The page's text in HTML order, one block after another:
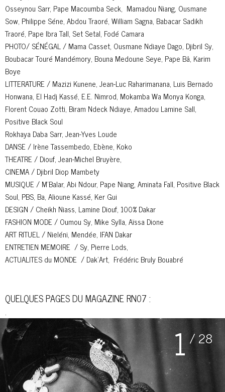
Osseynou Sarr, Pape Macoumba Seck, Mamadou Niang, Ousmane
Sow, Philippe Séne, Abdou Traoré, William Sagna, Babacar Sadikh
Traoré, Pape Ibra Tall, Set Setal, Fodé Camara
PHOTO/ SÉNÉGAL / Mama Casset, Ousmane Ndiaye Dago, Djibril Sy,
Boubacar Touré Mandémory, Bouna Medoune Seye, Pape Bâ, Karim
Boye
LITTERATURE / Mazizi Kunene, Jean-Luc Raharimanana, Luis Bernado
Honwana, El Hadj Kassé, E.E. Nimrod, Mokamba Wa Monya Konga,
Florent Couao Zotti, Biram Ndeck Ndiaye, Amadou Lamine Sall,
Positive Black Soul
Rokhaya Daba Sarr, Jean-Yves Loude
DANSE / Irène Tassembedo, Ebène, Koko
THEATRE / Diouf, Jean-Michel Bruyère,
CINEMA / Djibril Diop Mambety
MUSIQUE / M’Balar, Abi Ndour, Pape Niang, Aminata Fall, Positive Black
Soul, PBS, Ba, Alioune Kassé, Ker Gui
DESIGN / Cheikh Niass, Lamine Diouf, 100% Dakar
FASHION MODE / Oumou Sy, Mike Sylla, Aïssa Dione
ART RITUEL / Nieléni, Mendée, IFAN Dakar
ENTRETIEN MEMOIRE / Sy, Pierre Lods,
ACTUALITES du MONDE / Dak’Art, Frédéric Bruly Bouabré
QUELQUES PAGES DU MAGAZINE RN07 :
.
1/ 28